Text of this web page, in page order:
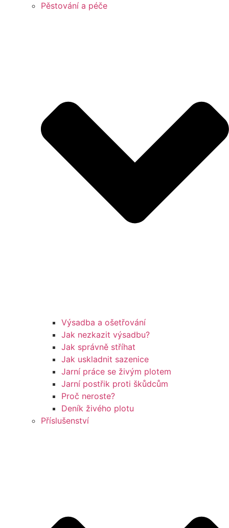
Pěstování a péče
Výsadba a ošetřování
Jak nezkazit výsadbu?
Jak správně stříhat
Jak uskladnit sazenice
Jarní práce se živým plotem
Jarní postřik proti škůdcům
Proč neroste?
Deník živého plotu
Příslušenství